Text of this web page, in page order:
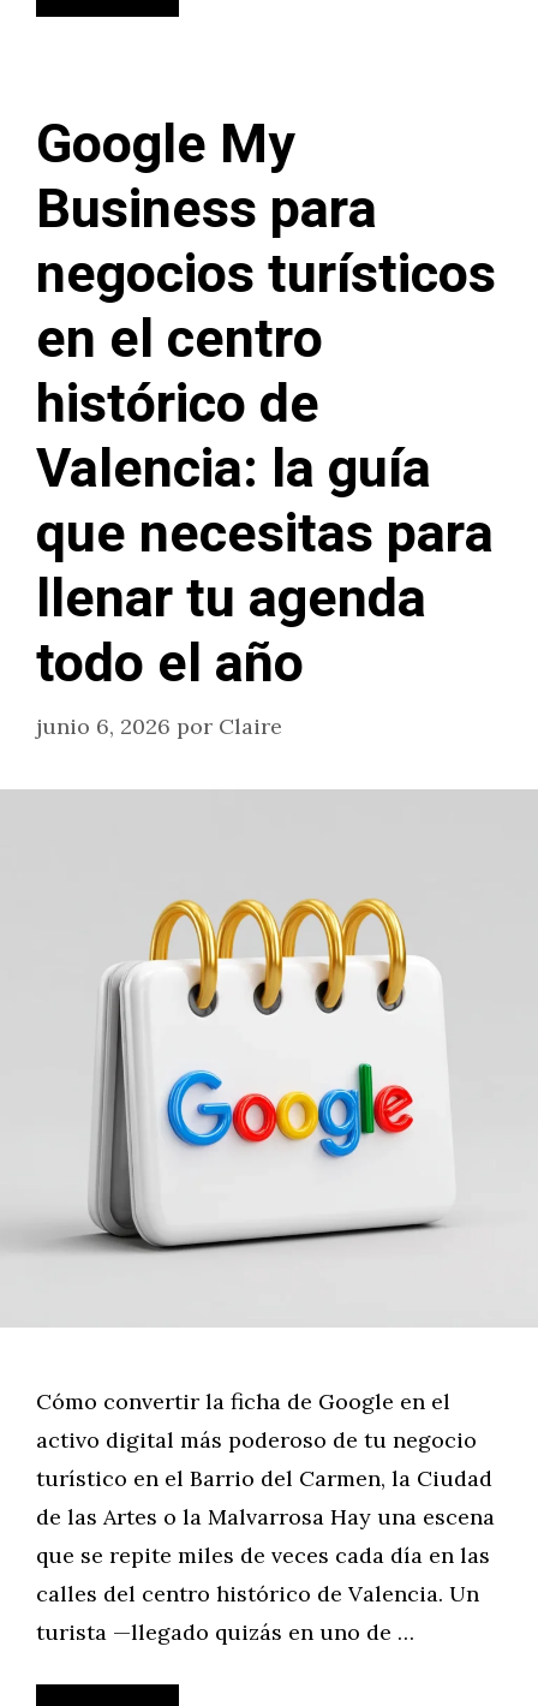
Google My
Business para
negocios turísticos
en el centro
histórico de
Valencia: la guía
que necesitas para
llenar tu agenda
todo el año
junio 6, 2026 por Claire
Cómo convertir la ficha de Google en el
activo digital más poderoso de tu negocio
turístico en el Barrio del Carmen, la Ciudad
de las Artes o la Malvarrosa Hay una escena
que se repite miles de veces cada día en las
calles del centro histórico de Valencia. Un
turista —llegado quizás en uno de …